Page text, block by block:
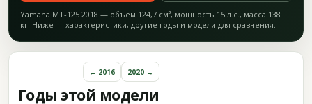
Yamaha MT-125 2018 — объём 124,7 см³, мощность 15 л.с., масса 138
кг. Ниже — характеристики, другие годы и модели для сравнения.
Годы этой модели
← 2016 2020 →